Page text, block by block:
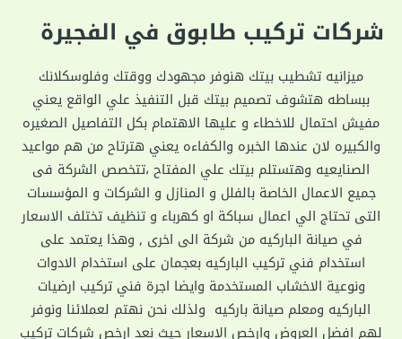
شركات تركيب طابوق في الفجيرة
ميزانيه تشطيب بيتك هنوفر مجهودك ووقتك وفلوسكلانك
ببساطه هتشوف تصميم بيتك قبل التنفيذ علي الواقع يعني
مفيش احتمال للاخطاء و عليها الاهتمام بكل التفاصيل الصغيره
والكبيره لان عندها الخبره والكفاءه يعني هترتاح من هم مواعيد
الصنايعيه وهتستلم بيتك علي المفتاح ،تتخصص الشركة فى
جميع الاعمال الخاصة بالفلل و المنازل و الشركات و المؤسسات
التى تحتاج الي اعمال سباكة او كهرباء و تنظيف تختلف الاسعار
في صيانة الباركيه من شركة الى اخرى , وهذا يعتمد على
استخدام فني تركيب الباركيه بعجمان على استخدام الادوات
ونوعية الاخشاب المستخدمة وايضا اجرة فني تركيب ارضيات
الباركيه ومعلم صيانة باركيه ولذلك نحن نهتم لعملائنا ونوفر
لهم افضل العروض وارخص الاسعار حيث نعد ارخص شركات تركيب